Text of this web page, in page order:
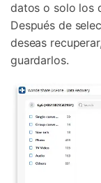
datos o solo los
Después de
deseas
guardarlos.